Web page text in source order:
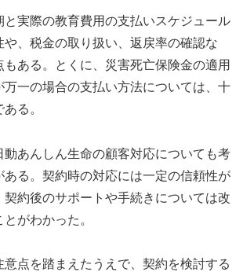
と実際の教育費用の支払いスケジュール
や、税金の取り扱い、返戻率の確認な
もある。とくに、災害死亡保険金の適用
万一の場合の支払い方法については、十
る。
動あんしん生命の顧客対応についても考
ある。契約時の対応には一定の信頼性が
契約後のサポートや手続きについては改
がわかった。
意点を踏まえたうえで、契約を検討する